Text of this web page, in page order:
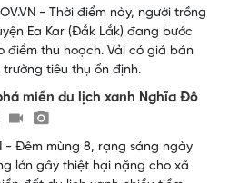
- Thời điểm này, người trồng
Ea Kar (Đắk Lắk) đang bước
điểm thu hoạch. Vải có giá bán
trường tiêu thụ ổn định.
miền du lịch xanh Nghĩa Đô
- Đêm mùng 8, rạng sáng ngày
lớn gây thiệt hại nặng cho xã